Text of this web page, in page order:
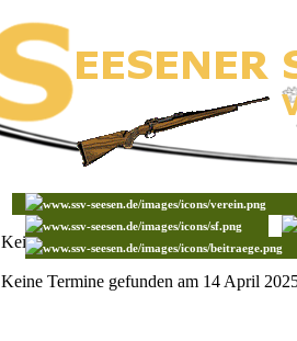
Keine Termine gefunden
Keine Termine gefunden am 14 April